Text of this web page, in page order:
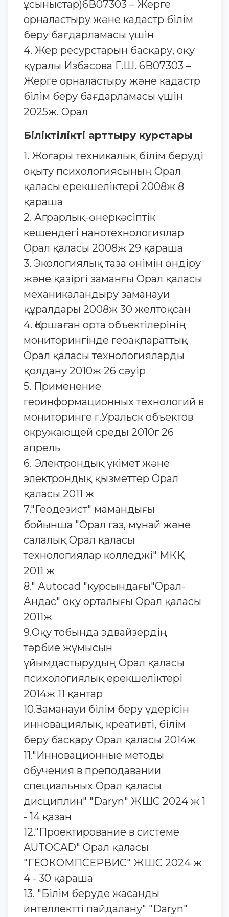
ұсыныстар)6В07303 – Жерге
орналастыру және кадастр білім
беру бағдарламасы үшін
4. Жер ресурстарын басқару, оқу
құралы Избасова Г.Ш. 6В07303 –
Жерге орналастыру және кадастр
білім беру бағдарламасы үшін
2025ж. Орал
Біліктілікті арттыру курстары
1. Жоғары техникалық білім беруді
оқыту психологиясының Орал
қаласы ерекшеліктері 2008ж 8
қараша
2. Аграрлық-өнеркәсіптік
кешендегі нанотехнологиялар
Орал қаласы 2008ж 29 қараша
3. Экологиялық таза өнімін өндіру
және қазіргі заманғы Орал қаласы
механикаландыру заманауи
құралдары 2008ж 30 желтоқсан
4. Қоршаған орта объектілерінің
мониторингінде геоақпараттық
Орал қаласы технологияларды
қолдану 2010ж 26 сәуір
5. Применение
геоинформационных технологий в
мониторинге г.Уральск объектов
окружающей среды 2010г 26
апрель
6. Электрондық үкімет және
электрондық қызметтер Орал
қаласы 2011 ж
7."Геодезист" мамандығы
бойынша "Орал газ, мұнай және
салалық Орал қаласы
технологиялар колледжі" МКҚК
2011 ж
8." Аutocad "курсындағы"Орал-
Андас" оқу орталығы Орал қаласы
2011ж
9.Оқу тобында эдвайзердің
тәрбие жұмысын
ұйымдастырудың Орал қаласы
психологиялық ерекшеліктері
2014ж 11 қантар
10.Заманауи білім беру үдерісін
инновациялық, креативті, білім
беру басқару Орал қаласы 2014ж
11."Инновационные методы
обучения в преподавании
специальных Орал қаласы
дисциплин" "Daryn" ЖШС 2024 ж 1
- 14 қазан
12."Проектирование в системе
AUTOCAD" Орал қаласы
"ГЕОКОМПСЕРВИС" ЖШС 2024 ж
4 - 30 қараша
13. "Білім беруде жасанды
интеллектті пайдалану" "Daryn"